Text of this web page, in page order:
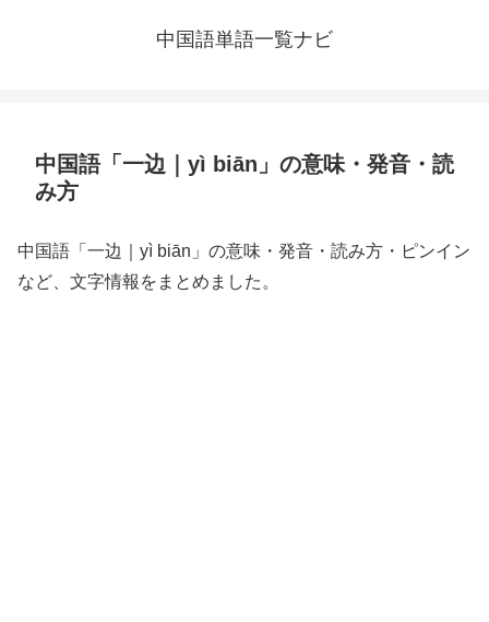
中国語単語一覧ナビ
中国語「一边｜yì biān」の意味・発音・読
み方
中国語「一边｜yì biān」の意味・発音・読み方・ピンイン
など、文字情報をまとめました。